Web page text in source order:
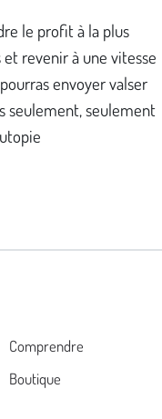
le profit à la plus
revenir à une vitesse
envoyer valser
seulement, seulement
Comprendre
Boutique